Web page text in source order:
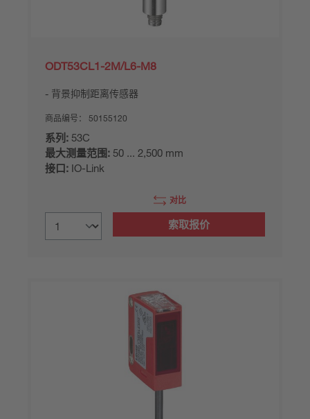
ODT53CL1-2M/L6-M8
背景抑制距离传感器
商品编号： 50155120
系列: 53C
最大测量范围: 50 ... 2,500 mm
接口: IO-Link
对比
索取报价